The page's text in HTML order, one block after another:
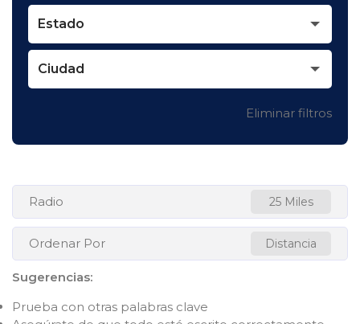
Estado
Ciudad
Eliminar filtros
Radio 25 Miles
Ordenar Por Distancia
Sugerencias:
Prueba con otras palabras clave